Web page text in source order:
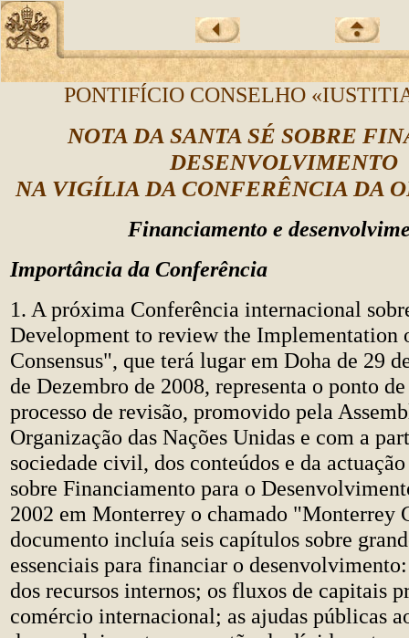
PONTIFÍCIO CONSELHO
NOTA DA SANTA SÉ SOBRE
DESENVOLVIMENTO
NA VIGÍLIA DA CONFERÊNCIA DA
Financiamento e
Importância da Conferência
1. A próxima Conferência internacional
Development to review the Implementation
Consensus", que terá lugar em Doha de 29
de Dezembro de 2008, representa o ponto
processo de revisão, promovido pela
Organização das Nações Unidas e com a
sociedade civil, dos conteúdos e da
sobre Financiamento para o
2002 em Monterrey o chamado "Monterrey
documento incluía seis capítulos sobre
essenciais para financiar o
dos recursos internos; os fluxos de capitais
comércio internacional; as ajudas públicas